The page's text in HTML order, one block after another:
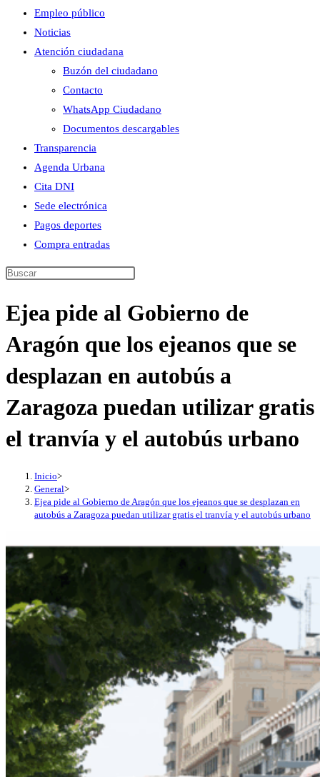
Empleo público
Noticias
Atención ciudadana
Buzón del ciudadano
Contacto
WhatsApp Ciudadano
Documentos descargables
Transparencia
Agenda Urbana
Cita DNI
Sede electrónica
Pagos deportes
Compra entradas
Buscar
esta
web
Ejea pide al Gobierno de
Aragón que los ejeanos que se
desplazan en autobús a
Zaragoza puedan utilizar gratis
el tranvía y el autobús urbano
Inicio>
General>
Ejea pide al Gobierno de Aragón que los ejeanos que se desplazan en
autobús a Zaragoza puedan utilizar gratis el tranvía y el autobús urbano